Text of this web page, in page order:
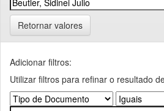
Retornar valores
Adicionar filtros:
Utilizar filtros para refinar o resultado